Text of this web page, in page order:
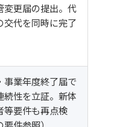
変更届の提出。代
交代を同時に完了
事業年度終了届で
続性を立証。新体
等要件も再点検